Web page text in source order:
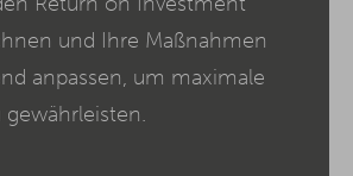
und Ihre Maßnahmen
anpassen, um maximale
gewährleisten.